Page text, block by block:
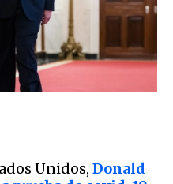
Unidos, Donald